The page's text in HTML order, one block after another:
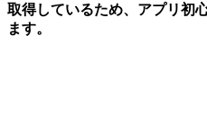
取得しているため、アプリ初
ます。